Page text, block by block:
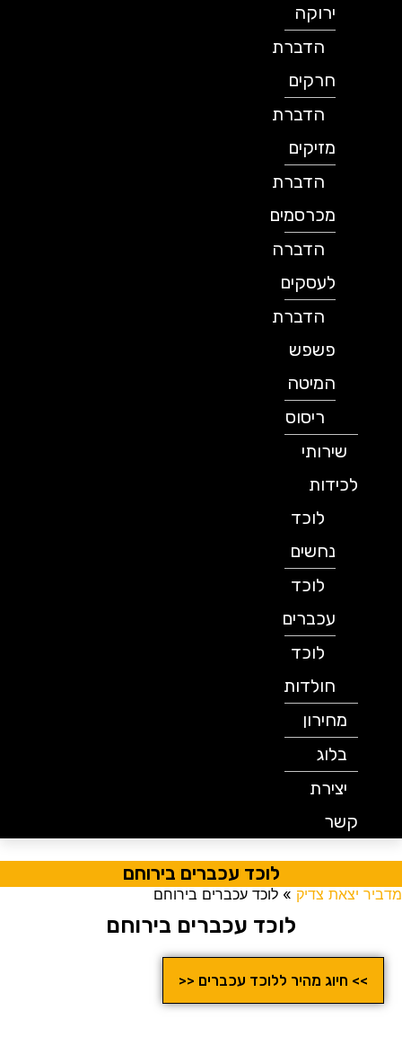
ירוקה
הדברת
חרקים
הדברת
מזיקים
הדברת
מכרסמים
הדברה
לעסקים
הדברת
פשפש
המיטה
ריסוס
שירותי
לכידות
לוכד
נחשים
לוכד
עכברים
לוכד
חולדות
מחירון
בלוג
יצירת
קשר
לוכד עכברים בירוחם
מדביר יצאת צדיק » לוכד עכברים בירוחם
לוכד עכברים בירוחם
>> חיוג מהיר ללוכד עכברים <<